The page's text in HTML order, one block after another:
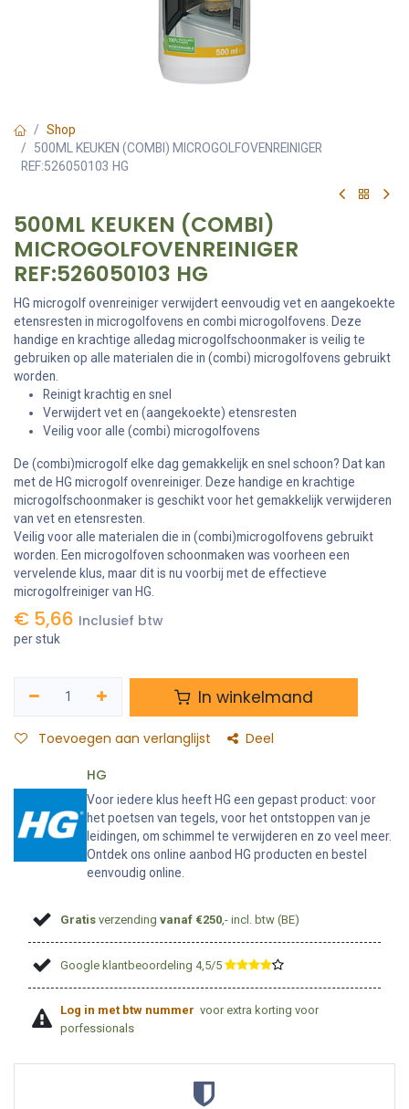
Shop
500ML KEUKEN (COMBI) MICROGOLFOVENREINIGER
REF:526050103 HG
500ML KEUKEN (COMBI)
MICROGOLFOVENREINIGER
REF:526050103 HG
HG microgolf ovenreiniger verwijdert eenvoudig vet en aangekoekte
etensresten in microgolfovens en combi microgolfovens. Deze
handige en krachtige alledag microgolfschoonmaker is veilig te
gebruiken op alle materialen die in (combi) microgolfovens gebruikt
worden.
Reinigt krachtig en snel
Verwijdert vet en (aangekoekte) etensresten
Veilig voor alle (combi) microgolfovens
De (combi)microgolf elke dag gemakkelijk en snel schoon? Dat kan
met de HG microgolf ovenreiniger. Deze handige en krachtige
microgolfschoonmaker is geschikt voor het gemakkelijk verwijderen
van vet en etensresten.
Veilig voor alle materialen die in (combi)microgolfovens gebruikt
worden. Een microgolfoven schoonmaken was voorheen een
vervelende klus, maar dit is nu voorbij met de effectieve
microgolfreiniger van HG.
€ 5,66 Inclusief btw
per stuk
In winkelmand
Toevoegen aan verlanglijst Deel
HG
Voor iedere klus heeft HG een gepast product: voor
het poetsen van tegels, voor het ontstoppen van je
leidingen, om schimmel te verwijderen en zo veel meer.
Ontdek ons online aanbod HG producten en bestel
eenvoudig online.
Gratis verzendingvanaf €250 ,- incl. btw (BE)
Google klantbeoordeling 4,5/5 ​
Log in met btw nummer voor extra korting voor
porfessionals